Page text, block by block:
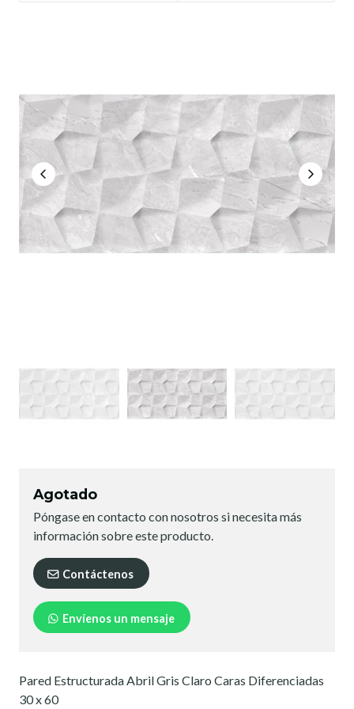
Agotado
Póngase en contacto con nosotros si necesita más
información sobre este producto.
Contáctenos
Envíenos un mensaje
Pared Estructurada Abril Gris Claro Caras Diferenciadas
30 x 60